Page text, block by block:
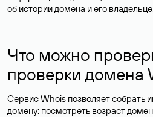
об истории домена и его
Что можно
проверки домена
Сервис Whois позволяет собрать
домену: посмотреть возраст